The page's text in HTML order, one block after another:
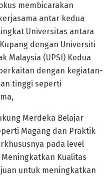
membicarakan
antar kedua
Universitas antara
dengan Universiti
Malaysia (UPSI) Kedua
dengan kegiatan-
tinggi seperti
Merdeka Belajar
Magang dan Praktik
pada level
Kualitas
untuk meningkatkan